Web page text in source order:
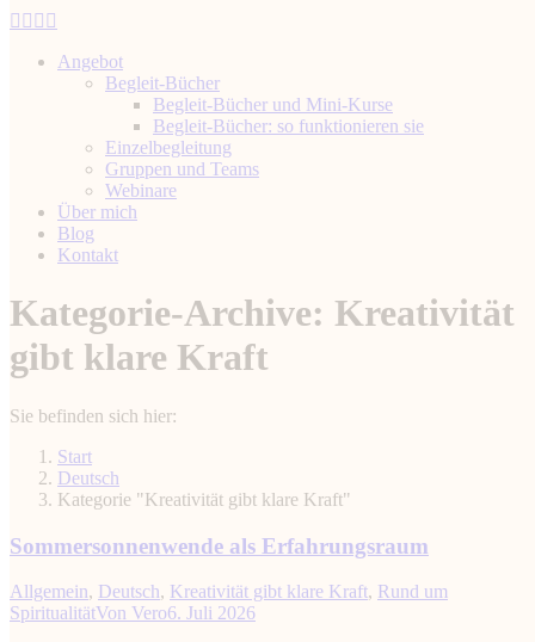
Instagram
opens
Facebook
opens
YouTube
opens
opens
Angebot
Begleit-Bücher
Begleit-Bücher und Mini-Kurse
Begleit-Bücher: so funktionieren sie
Einzelbegleitung
Gruppen und Teams
Webinare
Über mich
Blog
Kontakt
Kategorie-Archive: Kreativität
gibt klare Kraft
Sie befinden sich hier:
Start
Deutsch
Kategorie "Kreativität gibt klare Kraft"
Sommersonnenwende als Erfahrungsraum
Allgemein, Deutsch, Kreativität gibt klare Kraft, Rund um
SpiritualitätVon Vero6. Juli 2026